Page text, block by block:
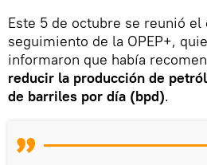
Este 5 de octubre se reunió
seguimiento de la OPEP+,
informaron que había
reducir la producción de
de barriles por día (bpd).